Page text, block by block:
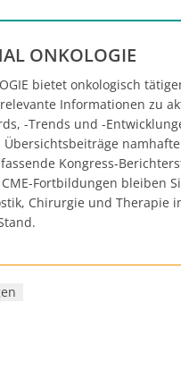
ONKOLOGIE
bietet onkologisch
Informationen zu
-Trends und -
Übersichtsbeiträge
Kongress-
Fortbildungen bleiben
Chirurgie und Therapie